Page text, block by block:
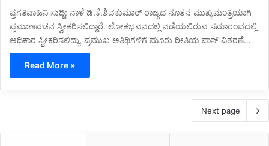
ಪ್ರಗತಿವಾಹಿನಿ ಸುದ್ದಿ: ನಾಳೆ ಡಿ.ಕೆ.ಶಿವಕುಮಾರ್ ರಾಜ್ಯದ ನೂತನ ಮುಖ್ಯಮಂತ್ರಿಯಾಗಿ
ಪ್ರಮಾಣವಚನ ಸ್ವೀಕರಿಸಲಿದ್ದಾರೆ. ಲೋಕಭವನದಲ್ಲಿ ನಡೆಯಲಿರುವ ಸಮಾರಂಭದಲ್ಲಿ
ಅಧಿಕಾರ ಸ್ವೀಕರಿಸಲಿದ್ದು, ಪ್ರಮುಖ ಅತಿಥಿಗಳಿಗೆ ಮೂರು ರೀತಿಯ ಪಾಸ್ ವಿತರಣೆ…
Read More »
Next page